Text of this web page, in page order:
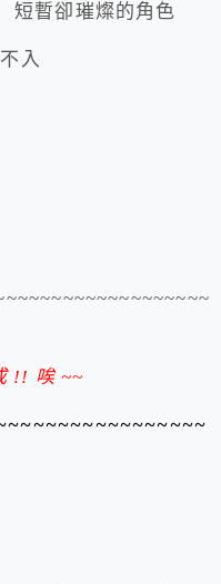
短暫卻璀燦的角色
入
!! 唉 ~~